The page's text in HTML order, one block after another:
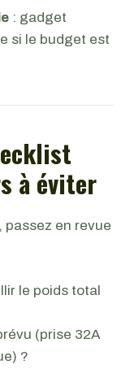
: gadget
si le budget est
à éviter
en revue
le poids total
(prise 32A
?